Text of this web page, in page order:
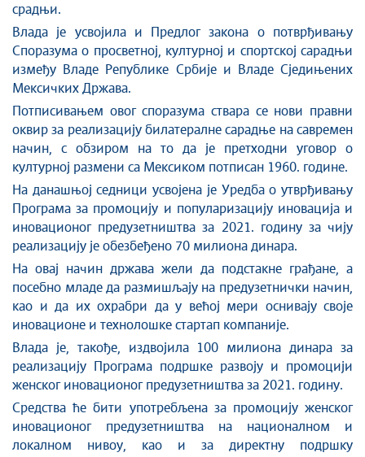
срадњи.
Влада је усвојила и Предлог закона о потврђивању
Споразума о просветној, културној и спортској сарадњи
између Владе Републике Србије и Владе Сједињених
Мексичких Држава.
Потписивањем овог споразума ствара се нови правни
оквир за реализацију билатералне сарадње на савремен
начин, с обзиром на то да је претходни уговор о
културној размени са Мексиком потписан 1960. године.
На данашњој седници усвојена је Уредба о утврђивању
Програма за промоцију и популаризацију иновација и
иновационог предузетништва за 2021. годину за чију
реализацију је обезбеђено 70 милиона динара.
На овај начин држава жели да подстакне грађане, а
посебно младе да размишљају на предузетнички начин,
као и да их охрабри да у већој мери оснивају своје
иновационе и технолошке стартап компаније.
Влада је, такође, издвојила 100 милиона динара за
реализацију Програма подршке развоју и промоцији
женског иновационог предузетништва за 2021. годину.
Средства ће бити употребљена за промоцију женског
иновационог предузетништва на националном и
локалном нивоу, као и за директну подршку